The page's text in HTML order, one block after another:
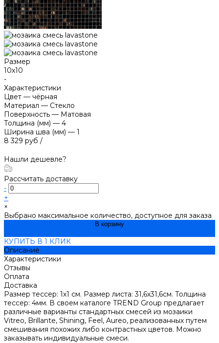
Размер
10х10
-
Характеристики
Цвет — чёрная
Материал — Стекло
Поверхность — Матовая
Толщина (мм) — 4
Ширина шва (мм) — 1
8 329 руб /
Нашли дешевле?
Рассчитать доставку
-
+
×
Выбрано максимальное количество, доступное для заказа
В корзину
КУПИТЬ В 1 КЛИК
Описание
Характеристики
Отзывы
Оплата
Доставка
Размер тессер: 1х1 см. Размер листа: 31,6х31,6см. Толщина
тессер: 4мм. В своем каталоге TREND Group предлагает
различные варианты стандартных смесей из мозаики
Vitreo, Brillante, Shining, Feel, Aureo, реализованных путем
смешивания похожих либо контрастных цветов. Можно
заказывать индивидуальные смеси.